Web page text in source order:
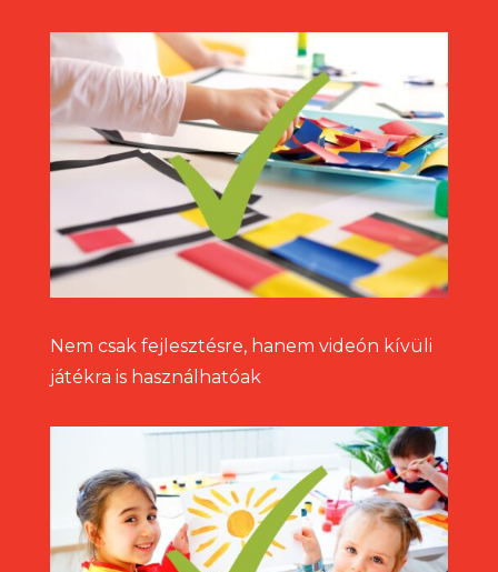
Nem csak fejlesztésre, hanem videón kívüli
játékra is használhatóak